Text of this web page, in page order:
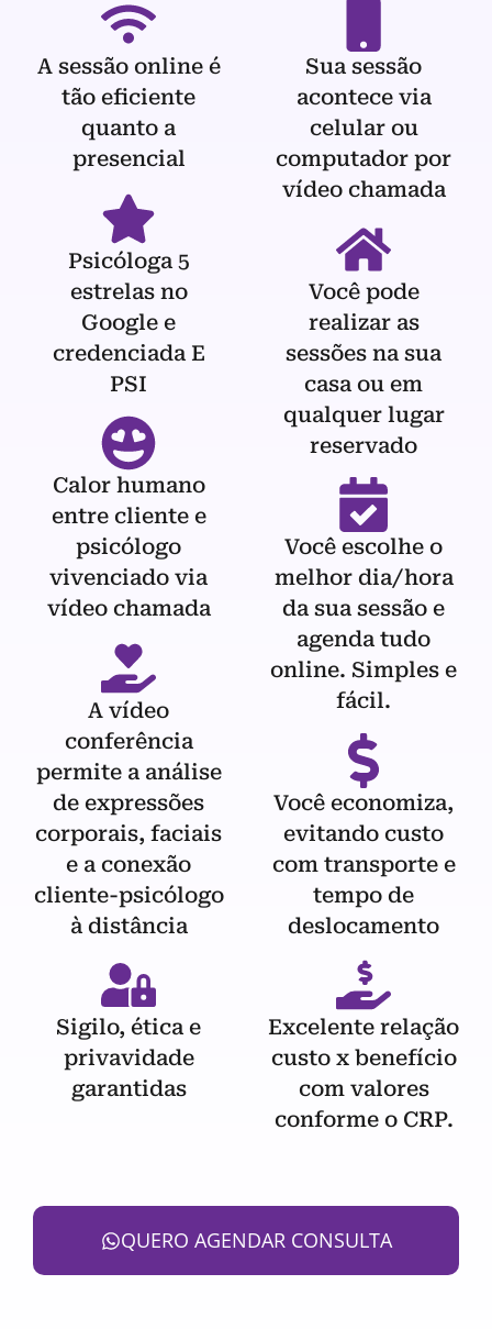
A sessão online é
tão eficiente
quanto a
presencial
Psicóloga 5
estrelas no
Google e
credenciada E
PSI
Calor humano
entre cliente e
psicólogo
vivenciado via
vídeo chamada
A vídeo
conferência
permite a análise
de expressões
corporais, faciais
e a conexão
cliente-psicólogo
à distância
Sigilo, ética e
privavidade
garantidas
Sua sessão
acontece via
celular ou
computador por
vídeo chamada
Você pode
realizar as
sessões na sua
casa ou em
qualquer lugar
reservado
Você escolhe o
melhor dia/hora
da sua sessão e
agenda tudo
online. Simples e
fácil.
Você economiza,
evitando custo
com transporte e
tempo de
deslocamento
Excelente relação
custo x benefício
com valores
conforme o CRP.
QUERO AGENDAR CONSULTA